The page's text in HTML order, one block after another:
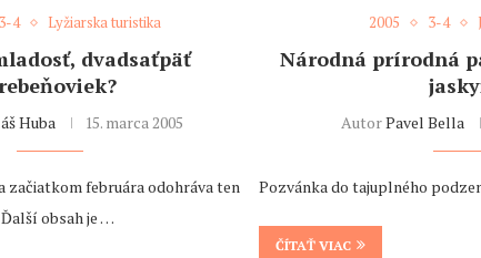
3-4 Lyžiarska turistika
dvadsaťpäť
Huba 15. marca 2005
začiatkom februára odohráva ten
obsah je …
2005 3-4
Národná prírodná
AutorPavel Bella
Pozvánka do tajuplného
ČÍTAŤ VIAC